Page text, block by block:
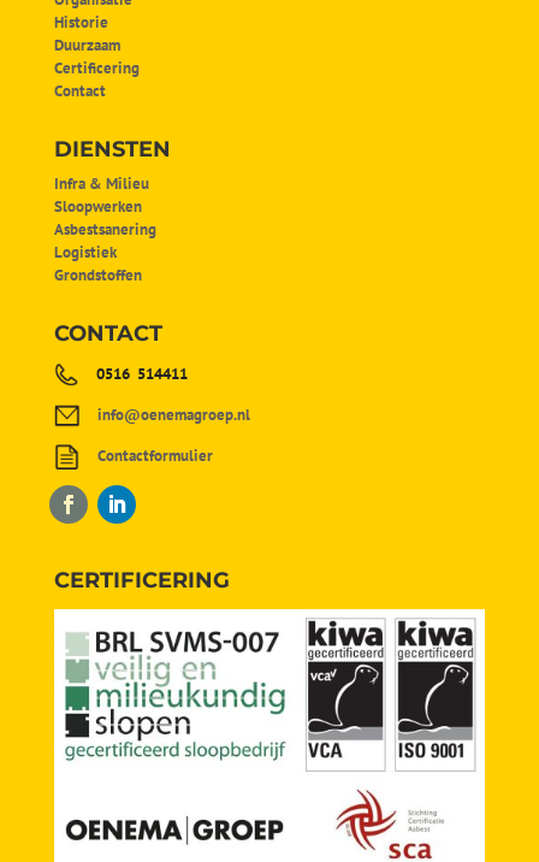
Historie
Duurzaam
Certificering
Contact
DIENSTEN
Infra & Milieu
Sloopwerken
Asbestsanering
Logistiek
Grondstoffen
CONTACT
0516 514411
info@oenemagroep.nl
Contactformulier
CERTIFICERING